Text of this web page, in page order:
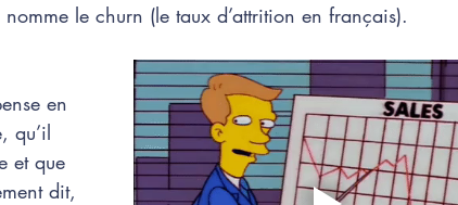
le churn (le taux d’attrition en français).
en
qu’il
et que
dit,